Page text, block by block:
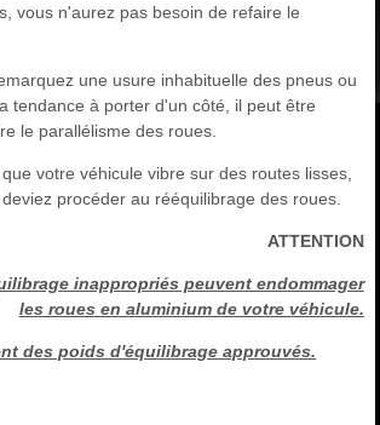
vous n'aurez pas besoin de refaire le
une usure inhabituelle des pneus ou
tendance à porter d'un côté, il peut être
le parallélisme des roues.
votre véhicule vibre sur des routes lisses,
procéder au rééquilibrage des roues.
ATTENTION
inappropriés peuvent endommager
les roues en aluminium de votre véhicule.
des poids d'équilibrage approuvés.